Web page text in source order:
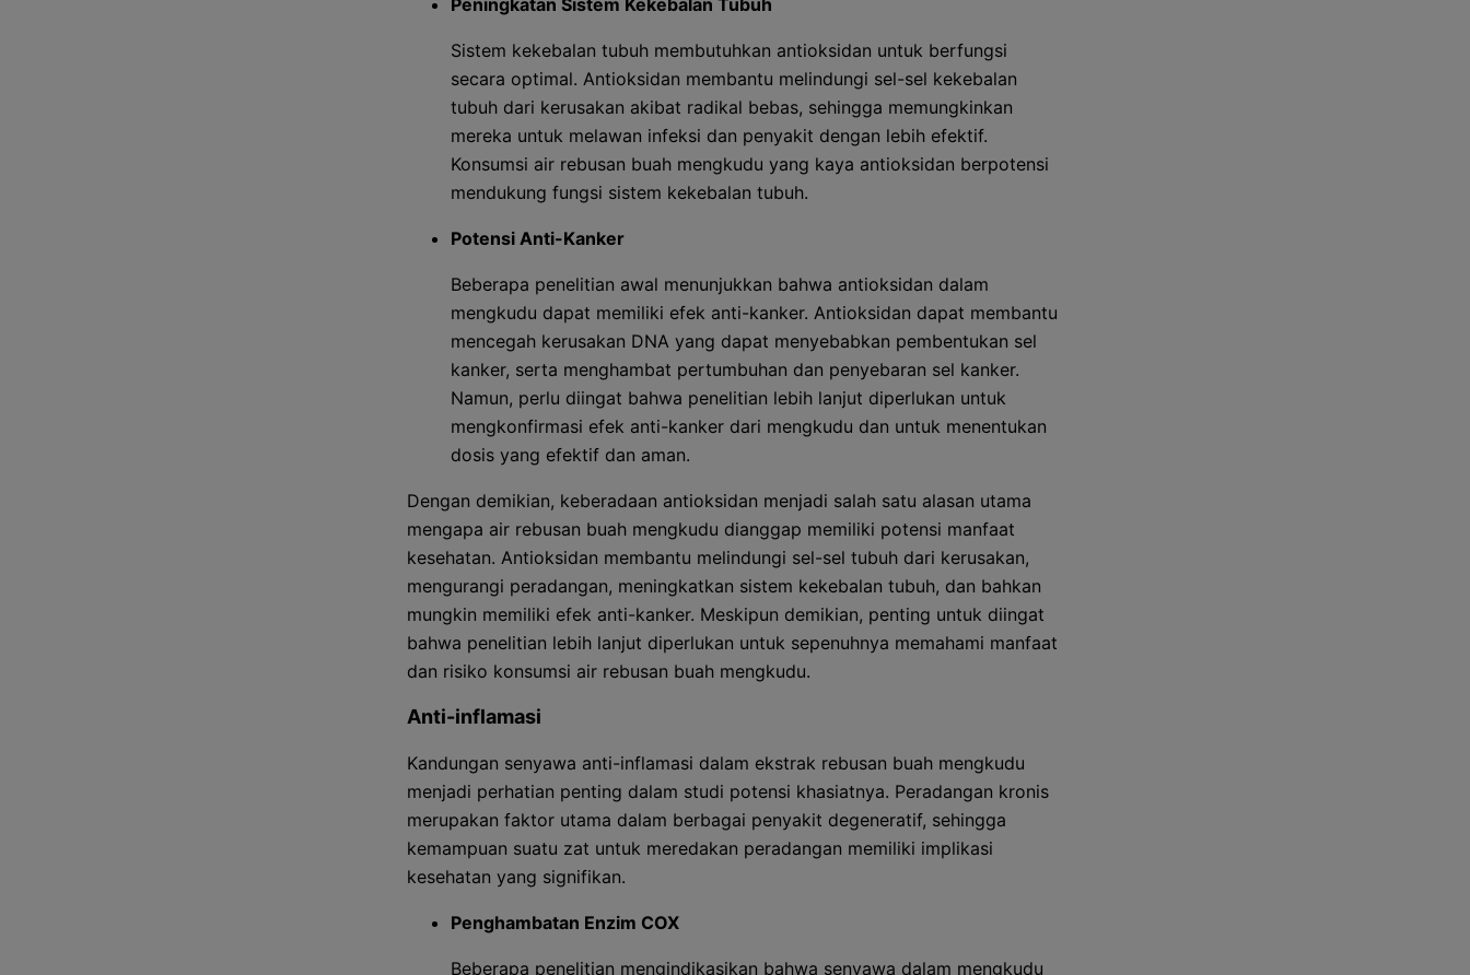
Peningkatan Sistem Kekebalan Tubuh
Sistem kekebalan tubuh membutuhkan antioksidan untuk berfungsi
secara optimal. Antioksidan membantu melindungi sel-sel kekebalan
tubuh dari kerusakan akibat radikal bebas, sehingga memungkinkan
mereka untuk melawan infeksi dan penyakit dengan lebih efektif.
Konsumsi air rebusan buah mengkudu yang kaya antioksidan berpotensi
mendukung fungsi sistem kekebalan tubuh.
Potensi Anti-Kanker
Beberapa penelitian awal menunjukkan bahwa antioksidan dalam
mengkudu dapat memiliki efek anti-kanker. Antioksidan dapat membantu
mencegah kerusakan DNA yang dapat menyebabkan pembentukan sel
kanker, serta menghambat pertumbuhan dan penyebaran sel kanker.
Namun, perlu diingat bahwa penelitian lebih lanjut diperlukan untuk
mengkonfirmasi efek anti-kanker dari mengkudu dan untuk menentukan
dosis yang efektif dan aman.
Dengan demikian, keberadaan antioksidan menjadi salah satu alasan utama
mengapa air rebusan buah mengkudu dianggap memiliki potensi manfaat
kesehatan. Antioksidan membantu melindungi sel-sel tubuh dari kerusakan,
mengurangi peradangan, meningkatkan sistem kekebalan tubuh, dan bahkan
mungkin memiliki efek anti-kanker. Meskipun demikian, penting untuk diingat
bahwa penelitian lebih lanjut diperlukan untuk sepenuhnya memahami manfaat
dan risiko konsumsi air rebusan buah mengkudu.
Anti-inflamasi
Kandungan senyawa anti-inflamasi dalam ekstrak rebusan buah mengkudu
menjadi perhatian penting dalam studi potensi khasiatnya. Peradangan kronis
merupakan faktor utama dalam berbagai penyakit degeneratif, sehingga
kemampuan suatu zat untuk meredakan peradangan memiliki implikasi
kesehatan yang signifikan.
Penghambatan Enzim COX
Beberapa penelitian mengindikasikan bahwa senyawa dalam mengkudu